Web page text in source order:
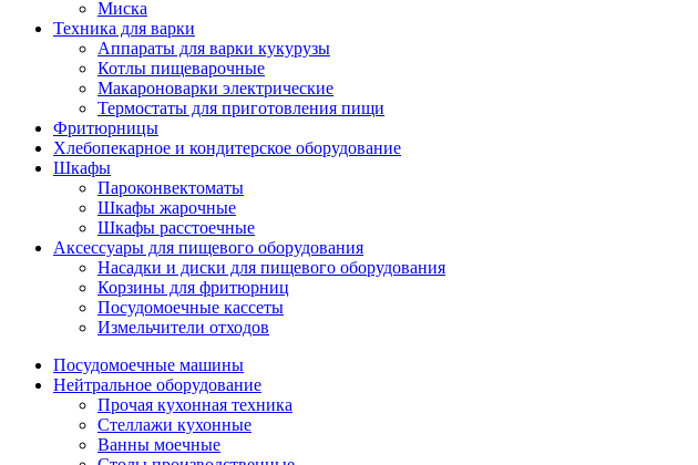
Миска
Техника для варки
Аппараты для варки кукурузы
Котлы пищеварочные
Макароноварки электрические
Термостаты для приготовления пищи
Фритюрницы
Хлебопекарное и кондитерское оборудование
Шкафы
Пароконвектоматы
Шкафы жарочные
Шкафы расстоечные
Аксессуары для пищевого оборудования
Насадки и диски для пищевого оборудования
Корзины для фритюрниц
Посудомоечные кассеты
Измельчители отходов
Посудомоечные машины
Нейтральное оборудование
Прочая кухонная техника
Стеллажи кухонные
Ванны моечные